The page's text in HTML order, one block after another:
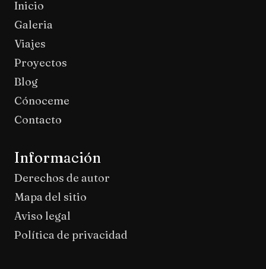
Inicio
Galeria
Viajes
Proyectos
Blog
Cónoceme
Contacto
Información
Derechos de autor
Mapa del sitio
Aviso legal
Política de privacidad